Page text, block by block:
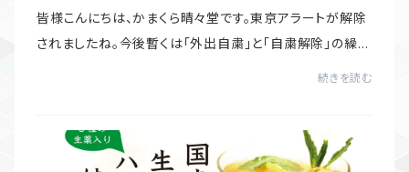
皆様こんにちは、かまくら晴々堂です。東京アラートが解除
されましたね。今後暫くは「外出自粛」と「自粛解除」の繰り
続きを読む